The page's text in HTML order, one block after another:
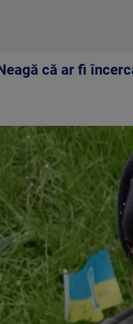
că ar fi